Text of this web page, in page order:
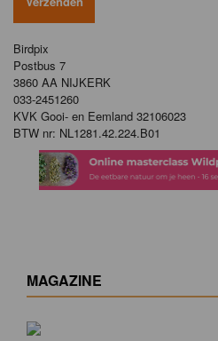
Birdpix
Postbus 7
3860 AA NIJKERK
033-2451260
KVK Gooi- en Eemland 32106023
BTW nr: NL1281.42.224.B01
MAGAZINE